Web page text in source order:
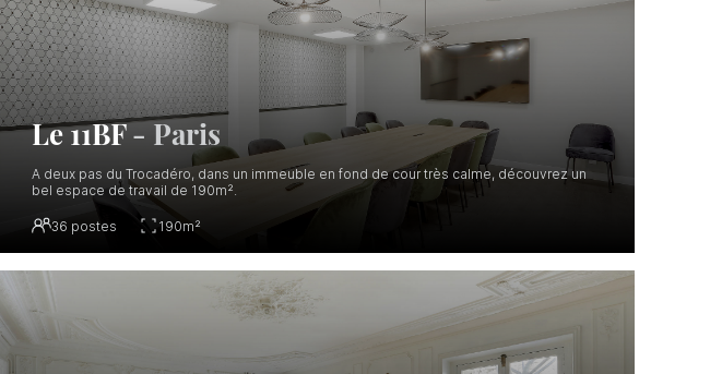
Le 11BF-Paris
A deux pas du Trocadéro, dans un immeuble en fond de cour très calme, découvrez un
bel espace de travail de 190m².
36 postes 190m²